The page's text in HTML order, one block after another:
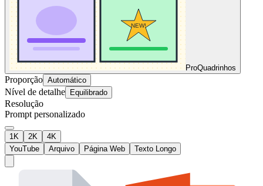
ProQuadrinhos
Proporção Automático
Nível de detalhe Equilibrado
Resolução
Prompt personalizado
1K 2K
4K
YouTube
Arquivo Página Web Texto Longo